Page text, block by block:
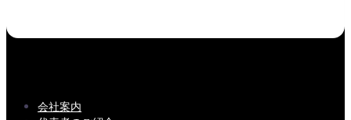
会社案内